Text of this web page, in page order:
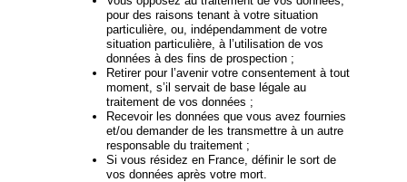
pour des raisons tenant à votre situation
particulière, ou, indépendamment de votre
situation particulière, à l’utilisation de vos
données à des fins de prospection ;
Retirer pour l’avenir votre consentement à tout
moment, s’il servait de base légale au
traitement de vos données ;
Recevoir les données que vous avez fournies
et/ou demander de les transmettre à un autre
responsable du traitement ;
Si vous résidez en France, définir le sort de
vos données après votre mort.